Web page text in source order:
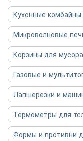
Кухонные комбайны
Микроволновые
Корзины для мусора
Газовые и
Лапшерезки и
Термометры для
Формы и противни